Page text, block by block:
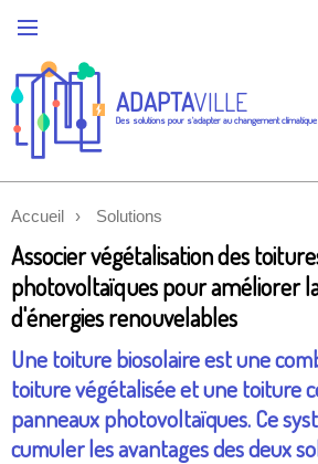
ADAPTAVILLE
Des solutions pour s'adapter au changement
Accueil Solutions
Associer végétalisation des
photovoltaïques pour améliorer
d'énergies renouvelables
Une toiture biosolaire est une
toiture végétalisée et une toiture
panneaux photovoltaïques. Ce
cumuler les avantages des deux